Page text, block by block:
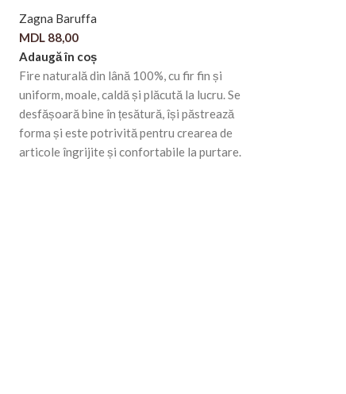
Zagna Baruffa
MDL88,00
Adaugă în coș
Fire naturală din lână 100%, cu fir fin și
uniform, moale, caldă și plăcută la lucru. Se
desfășoară bine în țesătură, își păstrează
forma și este potrivită pentru crearea de
articole îngrijite și confortabile la purtare.